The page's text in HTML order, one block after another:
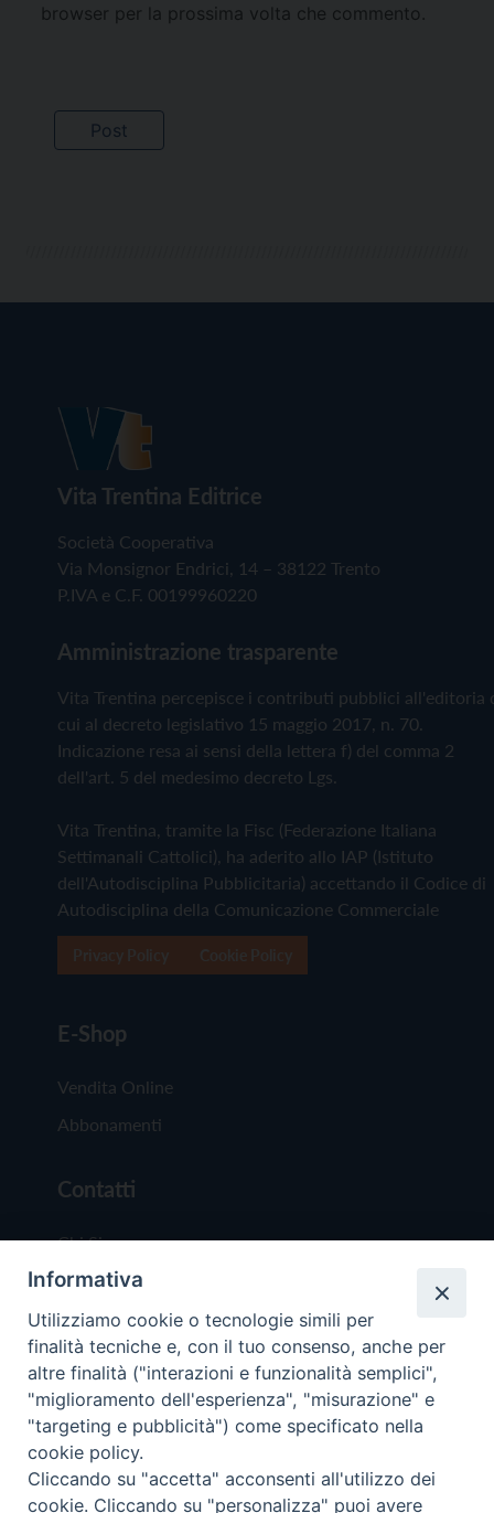
browser per la prossima volta che commento.
Vita Trentina Editrice
Società Cooperativa
Via Monsignor Endrici, 14 – 38122 Trento
P.IVA e C.F. 00199960220
Amministrazione trasparente
Vita Trentina percepisce i contributi pubblici all'editoria
cui al decreto legislativo 15 maggio 2017, n. 70.
Indicazione resa ai sensi della lettera f) del comma 2
dell'art. 5 del medesimo decreto Lgs.
Vita Trentina, tramite la Fisc (Federazione Italiana
Settimanali Cattolici), ha aderito allo IAP (Istituto
dell'Autodisciplina Pubblicitaria) accettando il Codice di
Autodisciplina della Comunicazione Commerciale
E-Shop
Vendita Online
Abbonamenti
Contatti
Chi Siamo
Redazione
Scrivici
Copyright © 2019 - Tutti i diritti riservati - Vita
Trentina Editrice
Informativa
Utilizziamo cookie o tecnologie simili per
finalità tecniche e, con il tuo consenso, anche per
altre finalità ("interazioni e funzionalità semplici",
"miglioramento dell'esperienza", "misurazione" e
"targeting e pubblicità") come specificato nella
cookie policy.
Cliccando su "accetta" acconsenti all'utilizzo dei
cookie. Cliccando su "personalizza" puoi avere